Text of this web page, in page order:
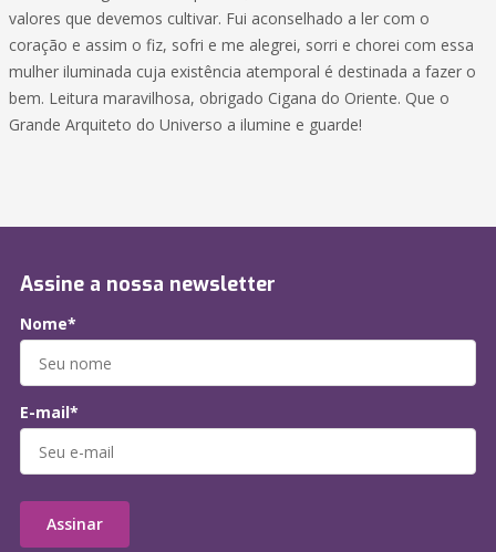
valores que devemos cultivar. Fui aconselhado a ler com o
coração e assim o fiz, sofri e me alegrei, sorri e chorei com essa
mulher iluminada cuja existência atemporal é destinada a fazer o
bem. Leitura maravilhosa, obrigado Cigana do Oriente. Que o
Grande Arquiteto do Universo a ilumine e guarde!
Assine a nossa newsletter
Nome*
E-mail*
Assinar